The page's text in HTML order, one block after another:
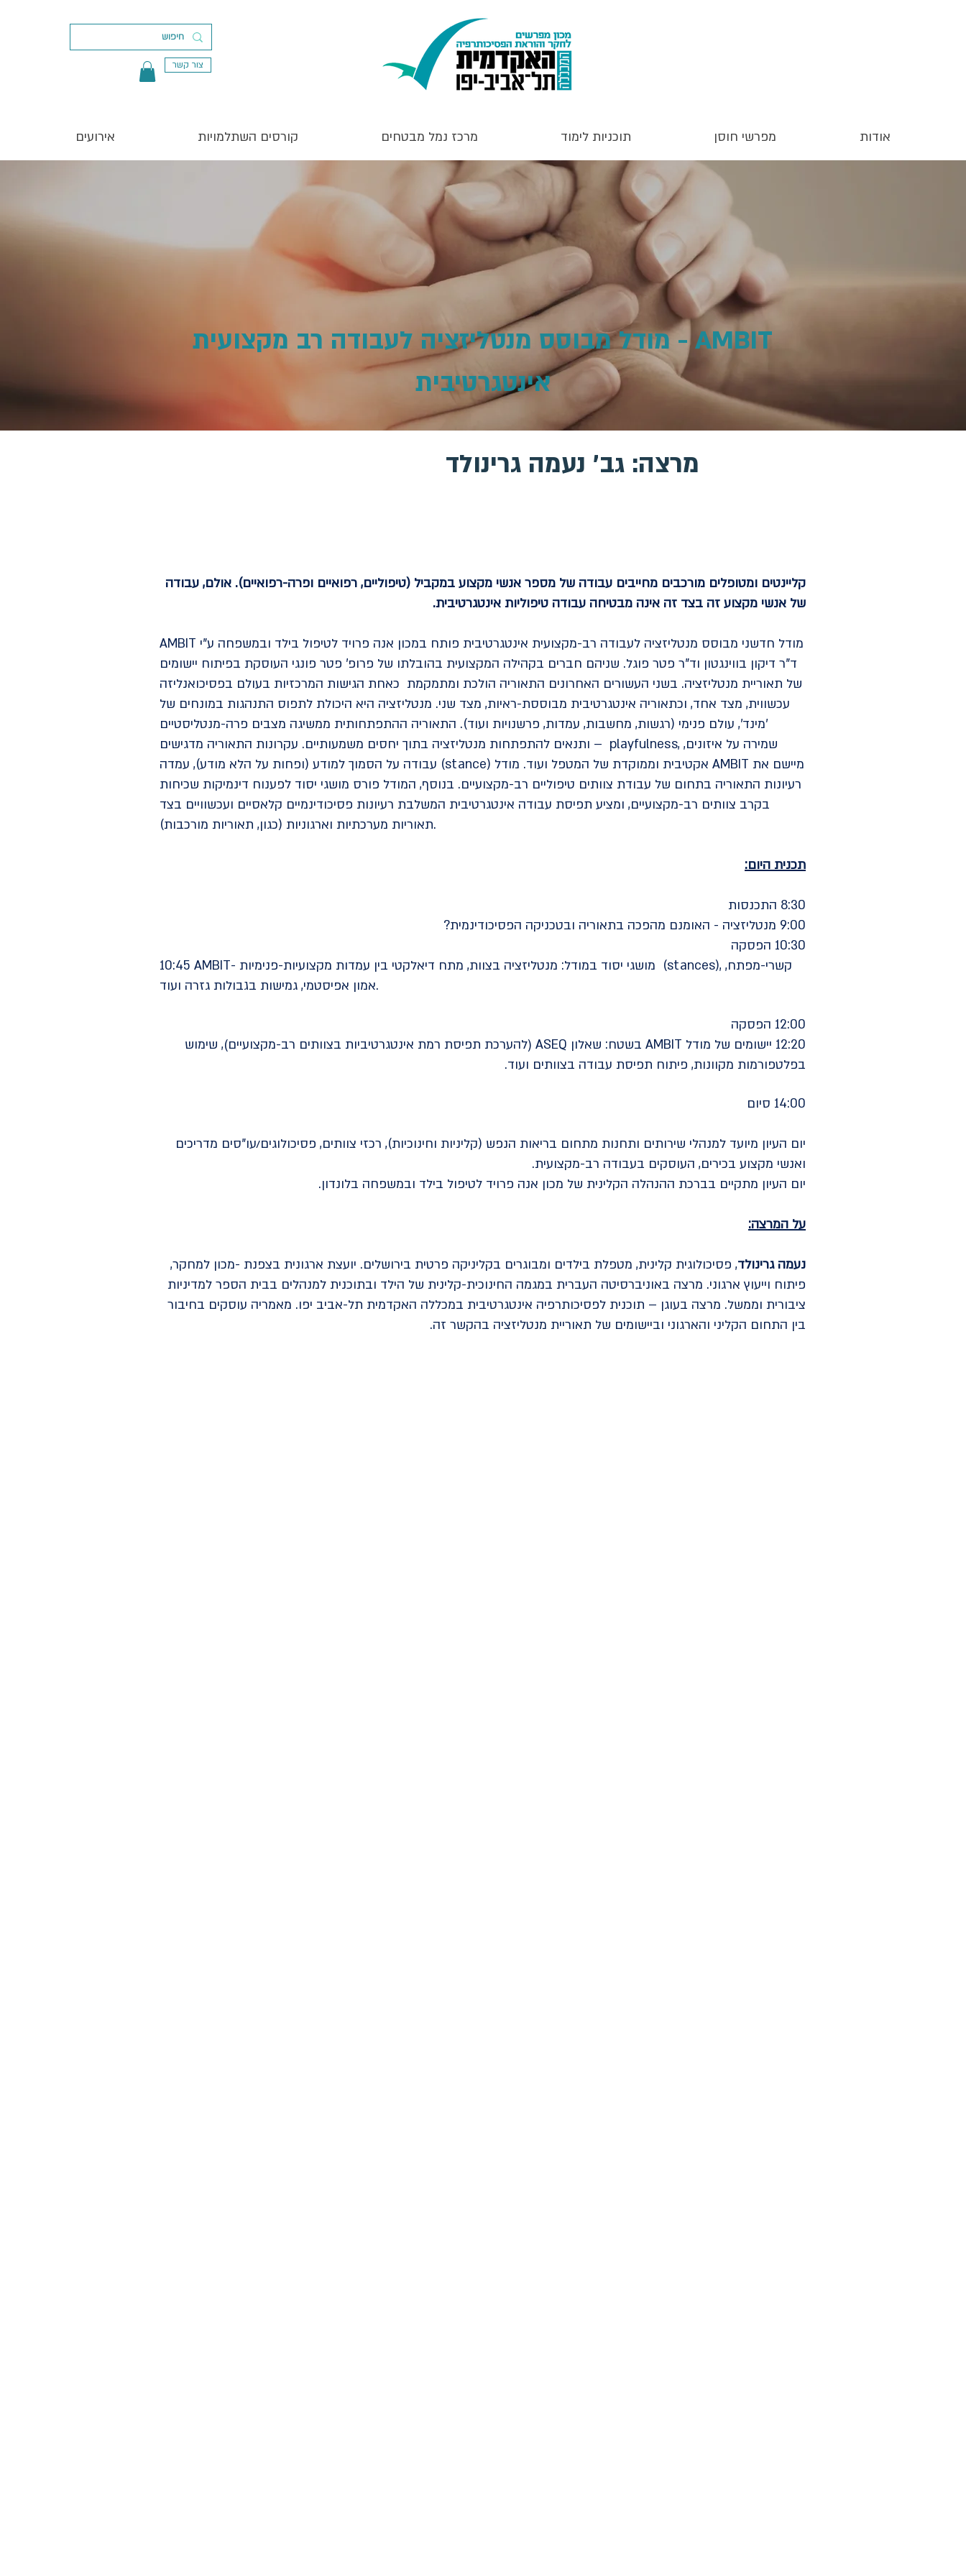
צור קשר
אודות מפרשי חוסן תוכניות לימוד מרכז נמל מבטחים קורסים השתלמויות אירועים
AMBIT - מודל מבוסס מנטליזציה לעבודה רב מקצועית
אינטגרטיבית
מרצה: גב' נעמה גרינולד
קליינטים ומטופלים מורכבים מחייבים עבודה של מספר אנשי מקצוע במקביל (טיפוליים, רפואיים ופרה-רפואיים). אולם, עבודה
של אנשי מקצוע זה בצד זה אינה מבטיחה עבודה טיפוליות אינטגרטיבית.
AMBIT מודל חדשני מבוסס מנטליזציה לעבודה רב-מקצועית אינטגרטיבית פותח במכון אנה פרויד לטיפול בילד ובמשפחה ע"י
ד"ר דיקון בווינגטון וד"ר פטר פוגל. שניהם חברים בקהילה המקצועית בהובלתו של פרופ' פטר פונגי העוסקת בפיתוח יישומים
של תאוריית מנטליזציה. בשני העשורים האחרונים התאוריה הולכת ומתמקמת כאחת הגישות המרכזיות בעולם בפסיכואנליזה
עכשווית, מצד אחד, וכתאוריה אינטגרטיבית מבוססת-ראיות, מצד שני. מנטליזציה היא היכולת לתפוס התנהגות במונחים של
'מינד', עולם פנימי (רגשות, מחשבות, עמדות, פרשנויות ועוד). התאוריה ההתפתחותית ממשיגה מצבים פרה-מנטליסטיים
ותנאים להתפתחות מנטליזציה בתוך יחסים משמעותיים. עקרונות התאוריה מדגישים – playfulness, שמירה על איזונים,
עבודה על הסמוך למודע (ופחות על הלא מודע), עמדה (stance) אקטיבית וממוקדת של המטפל ועוד. מודל AMBIT מיישם את
רעיונות התאוריה בתחום של עבודת צוותים טיפוליים רב-מקצועיים. בנוסף, המודל פורס מושגי יסוד לפענוח דינמיקות שכיחות
בקרב צוותים רב-מקצועיים, ומציע תפיסת עבודה אינטגרטיבית המשלבת רעיונות פסיכודינמיים קלאסיים ועכשוויים בצד
תאוריות מערכתיות וארגוניות (כגון, תאוריות מורכבות).
תכנית היום:
8:30 התכנסות
9:00 מנטליזציה - האומנם מהפכה בתאוריה ובטכניקה הפסיכודינמית?
10:30 הפסקה
10:45 AMBIT- מושגי יסוד במודל: מנטליזציה בצוות, מתח דיאלקטי בין עמדות מקצועיות-פנימיות (stances), קשרי-מפתח,
אמון אפיסטמי, גמישות בגבולות גזרה ועוד.
12:00 הפסקה
12:20 יישומים של מודל AMBIT בשטח: שאלון ASEQ (להערכת תפיסת רמת אינטגרטיביות בצוותים רב-מקצועיים), שימוש
בפלטפורמות מקוונות, פיתוח תפיסת עבודה בצוותים ועוד.
14:00 סיום
יום העיון מיועד למנהלי שירותים ותחנות מתחום בריאות הנפש (קליניות וחינוכיות), רכזי צוותים, פסיכולוגים/עו"סים מדריכים
ואנשי מקצוע בכירים, העוסקים בעבודה רב-מקצועית.
יום העיון מתקיים בברכת ההנהלה הקלינית של מכון אנה פרויד לטיפול בילד ובמשפחה בלונדון.
על המרצה:
נעמה גרינולד, פסיכולוגית קלינית, מטפלת בילדים ומבוגרים בקליניקה פרטית בירושלים. יועצת ארגונית בצפנת -מכון למחקר,
פיתוח וייעוץ ארגוני. מרצה באוניברסיטה העברית במגמה החינוכית-קלינית של הילד ובתוכנית למנהלים בבית הספר למדיניות
ציבורית וממשל. מרצה בעוגן – תוכנית לפסיכותרפיה אינטגרטיבית במכללה האקדמית תל-אביב יפו. מאמריה עוסקים בחיבור
בין התחום הקליני והארגוני וביישומים של תאוריית מנטליזציה בהקשר זה.